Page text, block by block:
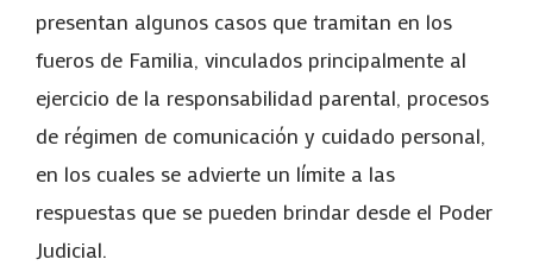
presentan algunos casos que tramitan en los
fueros de Familia, vinculados principalmente al
ejercicio de la responsabilidad parental, procesos
de régimen de comunicación y cuidado personal,
en los cuales se advierte un límite a las
respuestas que se pueden brindar desde el Poder
Judicial.